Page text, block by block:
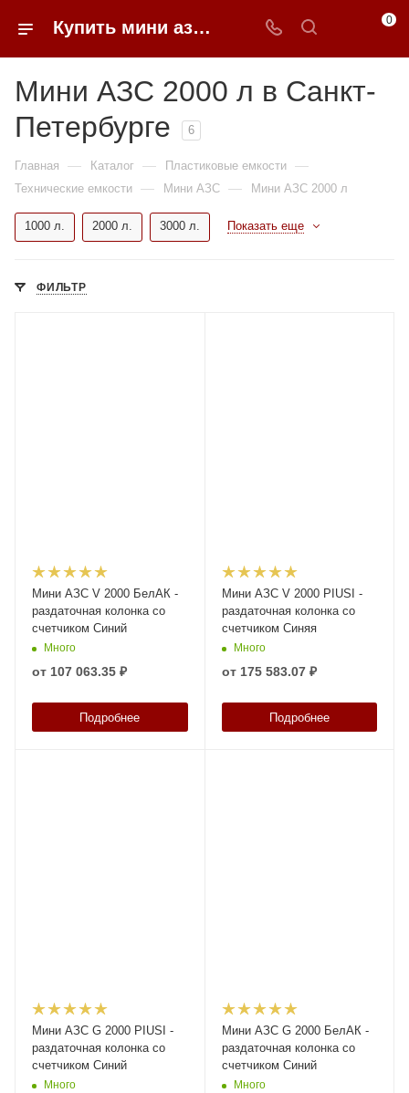
Купить мини азс 2000 литров в Санкт-Петербурге 0
Мини АЗС 2000 л в Санкт-
Петербурге
6
Главная — Каталог — Пластиковые емкости —
Технические емкости — Мини АЗС — Мини АЗС 2000 л
1000 л. 2000 л. 3000 л. Показать еще
ФИЛЬТР
Мини АЗС V 2000 БелАК -
раздаточная колонка со
счетчиком Синий
Много
от 107 063.35 ₽
Подробнее
Мини АЗС V 2000 PIUSI -
раздаточная колонка со
счетчиком Синяя
Много
от 175 583.07 ₽
Подробнее
Мини АЗС G 2000 PIUSI -
раздаточная колонка со
счетчиком Синий
Много
Мини АЗС G 2000 БелАК -
раздаточная колонка со
счетчиком Синий
Много